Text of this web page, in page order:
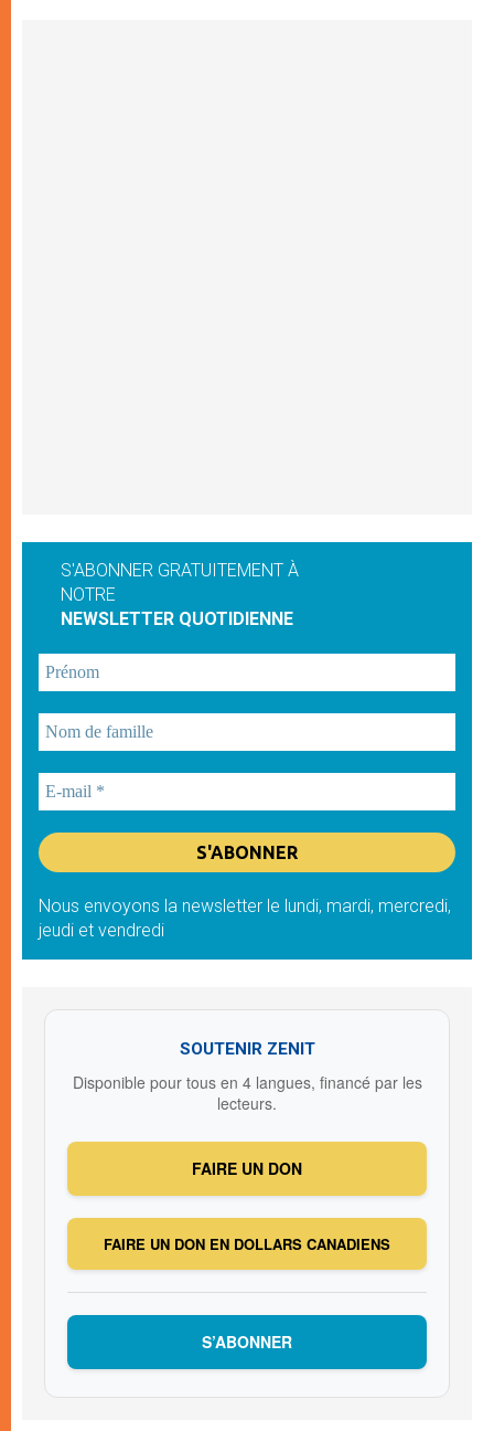
S'ABONNER GRATUITEMENT À
NOTRE
NEWSLETTER QUOTIDIENNE
Nous envoyons la newsletter le lundi, mardi, mercredi,
jeudi et vendredi
SOUTENIR ZENIT
Disponible pour tous en 4 langues, financé par les
lecteurs.
FAIRE UN DON
FAIRE UN DON EN DOLLARS CANADIENS
S’ABONNER